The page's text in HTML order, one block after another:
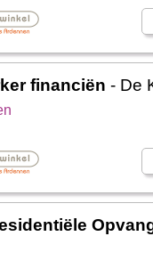
financiën - De